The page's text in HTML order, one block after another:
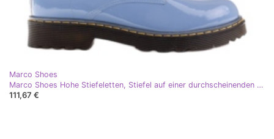
Marco Shoes
Marco Shoes Hohe Stiefeletten, Stiefel auf einer durchscheinenden Sohle gebunden blau
111,67 €